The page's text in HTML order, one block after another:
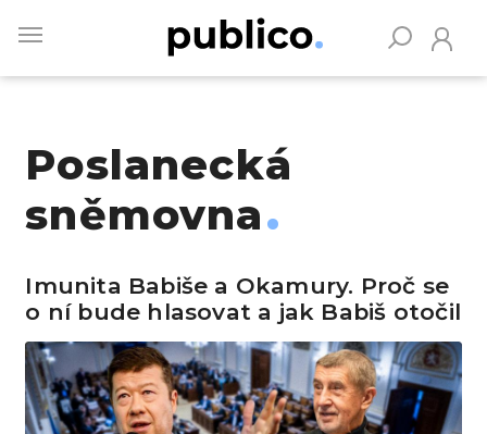
main
Poslanecká
sněmovna
Imunita Babiše a Okamury. Proč se
o ní bude hlasovat a jak Babiš otočil
Vyhledávejte na Publiku